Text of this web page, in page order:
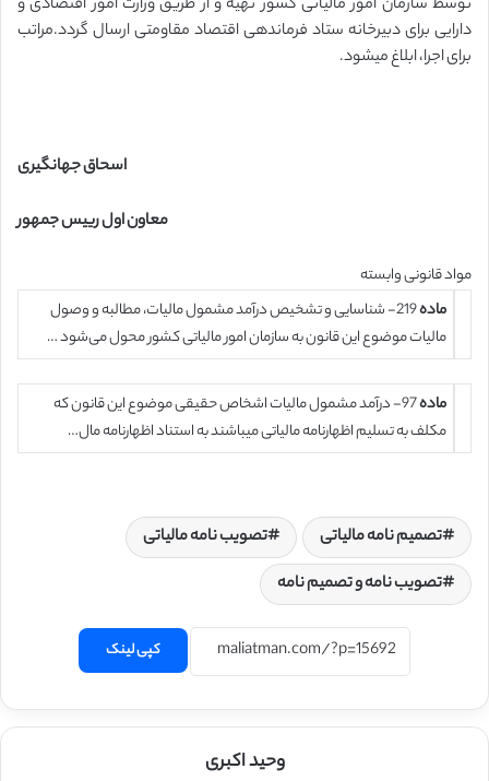
توسط سازمان امور مالیاتی کشور تهیه و از طریق وزارت امور اقتصادی و
دارایی برای دبیرخانه ستاد فرماندهی اقتصاد مقاومتی ارسال گردد.مراتب
برای اجرا، ابلاغ می­شود.
اسحاق جهانگیری
معاون اول رییس جمهور
مواد قانونی وابسته
ماده
219- شناسایی و تشخیص درآمد مشمول مالیات، مطالبه و وصول
مالیات موضوع این قانون به سازمان امور مالیاتی کشور محول می‌شود …
ماده
97- در­آمد مشمول مالیات اشخاص حقیقی موضوع این قانون که
مکلف به تسلیم اظهارنامه مالیاتی می­باشند به استناد اظهارنامه مال…
تصمیم نامه مالیاتی
تصویب نامه مالیاتی
تصویب نامه و تصمیم نامه
کپی لینک
وحید اکبری